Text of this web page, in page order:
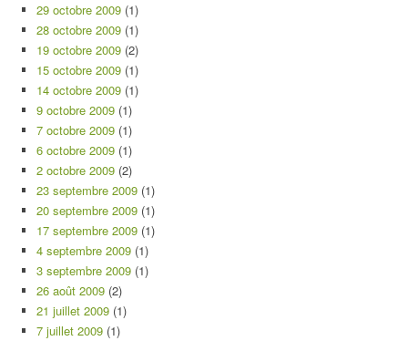
29 octobre 2009 (1)
28 octobre 2009 (1)
19 octobre 2009 (2)
15 octobre 2009 (1)
14 octobre 2009 (1)
9 octobre 2009 (1)
7 octobre 2009 (1)
6 octobre 2009 (1)
2 octobre 2009 (2)
23 septembre 2009 (1)
20 septembre 2009 (1)
17 septembre 2009 (1)
4 septembre 2009 (1)
3 septembre 2009 (1)
26 août 2009 (2)
21 juillet 2009 (1)
7 juillet 2009 (1)